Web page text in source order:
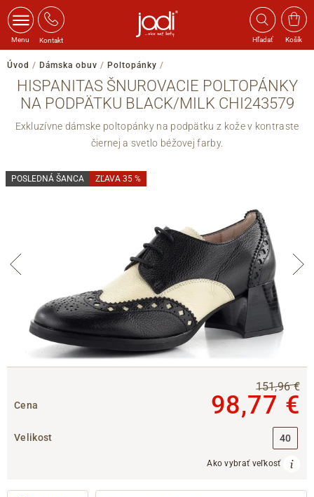
Menu Kontakt Hľadať Košík
Úvod / Dámska obuv / Poltopánky /
HISPANITAS ŠNUROVACIE POLTOPÁNKY
NA PODPÄTKU BLACK/MILK CHI243579
Exkluzívne dámske poltopánky na podpätku z kože v kontraste
čiernej a svetlo béžovej farby.
POSLEDNÁ ŠANCA ZĽAVA 35 %
Cena
151,96 €
98,77 €
Velikost 40
Ako vybrať veľkosť